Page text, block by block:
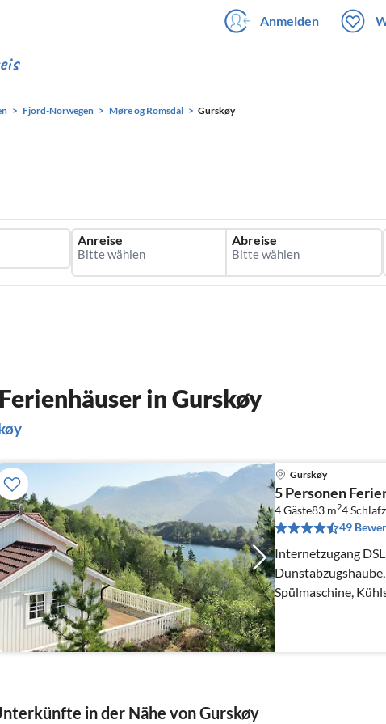
Anmelden
Fjord-Norwegen Møre og Romsdal Gurskøy
Anreise Abreise
in Gurskøy
Gurskøy
5 Personen
4 Gäste83 m24
49
Internetzugang
Spülmaschine,
Waschmaschine)
in der Nähe von Gurskøy